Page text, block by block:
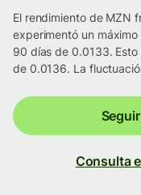
El rendimiento de MZN
experimentó un
90 días de 0.0133.
de 0.0136. La
Consulta